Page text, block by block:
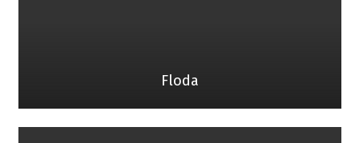
Floda